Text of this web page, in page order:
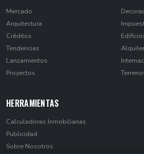
Mercado
Arquitectura
Créditos
Tendencias
Lanzamientos
Proyectos
HERRAMIENTAS
Calculadoras Inmobiliarias
Publicidad
Sobre Nosotros